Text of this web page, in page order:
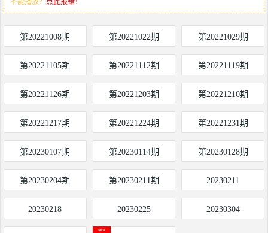
第20221008期 第20221022期 第20221029期
第20221105期 第20221112期 第20221119期
第20221126期 第20221203期 第20221210期
第20221217期 第20221224期 第20221231期
第20230107期 第20230114期 第20230128期
第20230204期 第20230211期 20230211
20230218 20230225 20230304